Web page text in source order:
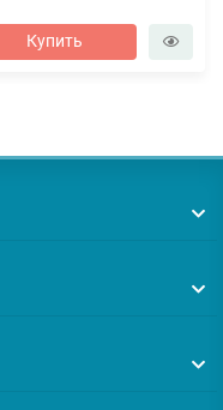
Купить